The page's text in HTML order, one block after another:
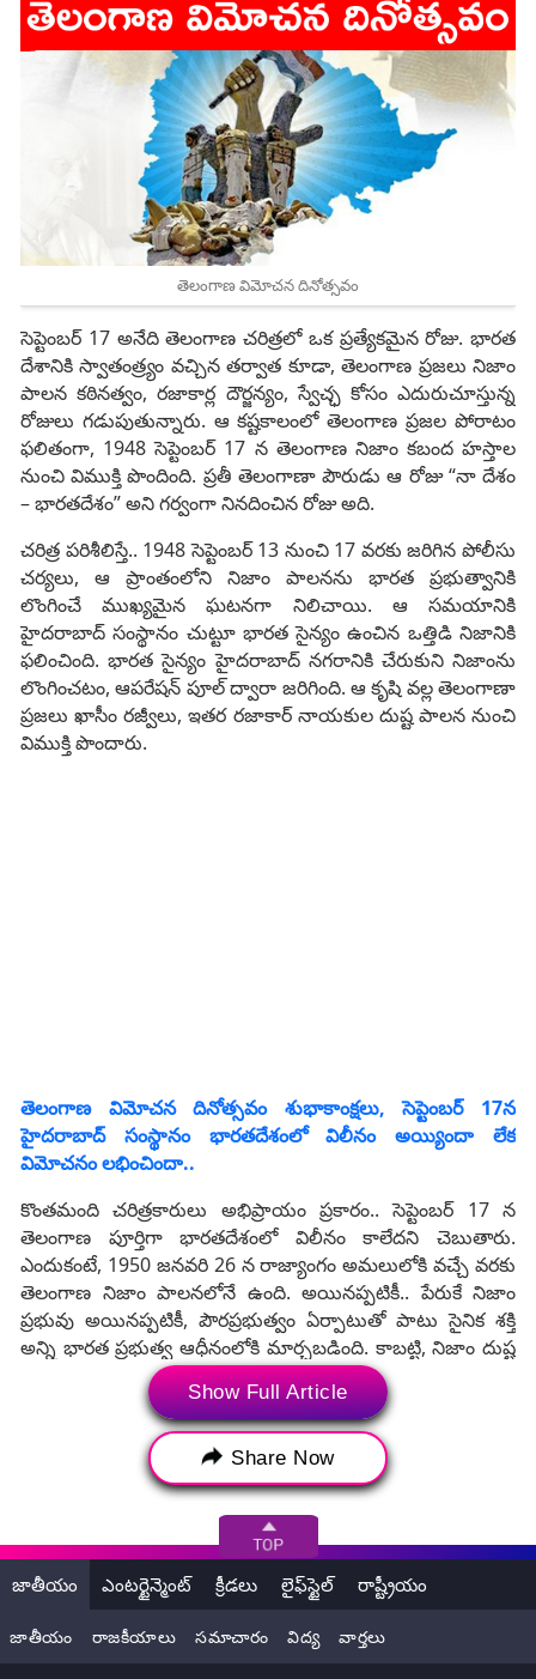
తెలంగాణ విమోచన దినోత్సవం
సెప్టెంబర్ 17 అనేది తెలంగాణ చరిత్రలో ఒక ప్రత్యేకమైన రోజు. భారత
దేశానికి స్వాతంత్ర్యం వచ్చిన తర్వాత కూడా, తెలంగాణ ప్రజలు నిజాం
పాలన కఠినత్వం, రజాకార్ల దౌర్జన్యం, స్వేచ్ఛ కోసం ఎదురుచూస్తున్న
రోజులు గడుపుతున్నారు. ఆ కష్టకాలంలో తెలంగాణ ప్రజల పోరాటం
ఫలితంగా, 1948 సెప్టెంబర్ 17 న తెలంగాణ నిజాం కబంద హస్తాల
నుంచి విముక్తి పొందింది. ప్రతీ తెలంగాణా పౌరుడు ఆ రోజు “నా దేశం
– భారతదేశం” అని గర్వంగా నినదించిన రోజు అది.
చరిత్ర పరిశీలిస్తే.. 1948 సెప్టెంబర్ 13 నుంచి 17 వరకు జరిగిన పోలీసు
చర్యలు, ఆ ప్రాంతంలోని నిజాం పాలనను భారత ప్రభుత్వానికి
లొంగించే ముఖ్యమైన ఘటనగా నిలిచాయి. ఆ సమయానికి
హైదరాబాద్ సంస్థానం చుట్టూ భారత సైన్యం ఉంచిన ఒత్తిడి నిజానికి
ఫలించింది. భారత సైన్యం హైదరాబాద్ నగరానికి చేరుకుని నిజాంను
లొంగించటం, ఆపరేషన్ పూల్ ద్వారా జరిగింది. ఆ కృషి వల్ల తెలంగాణా
ప్రజలు ఖాసీం రజ్వీలు, ఇతర రజాకార్ నాయకుల దుష్ట పాలన నుంచి
విముక్తి పొందారు.
తెలంగాణ విమోచన దినోత్సవం శుభాకాంక్షలు, సెప్టెంబర్ 17న
హైదరాబాద్‌ సంస్థానం భారతదేశంలో విలీనం అయ్యిందా లేక
విమోచనం లభించిందా..
కొంతమంది చరిత్రకారులు అభిప్రాయం ప్రకారం.. సెప్టెంబర్ 17 న
తెలంగాణ పూర్తిగా భారతదేశంలో విలీనం కాలేదని చెబుతారు.
ఎందుకంటే, 1950 జనవరి 26 న రాజ్యాంగం అమలులోకి వచ్చే వరకు
తెలంగాణ నిజాం పాలనలోనే ఉంది. అయినప్పటికీ.. పేరుకే నిజాం
ప్రభువు అయినప్పటికీ, పౌరప్రభుత్వం ఏర్పాటుతో పాటు సైనిక శక్తి
అన్ని భారత ప్రభుత్వ ఆధీనంలోకి మార్చబడింది. కాబట్టి, నిజాం దుష్ట
పాలన నుంచి తెలంగాణ ప్రజలు విముక్తి పొందడం వాస్తవమని మరి
కొందరు వాదిస్తారు.
Show Full Article
Share Now
జాతీయం ఎంటర్టైన్మెంట్ క్రీడలు లైఫ్‌స్టైల్ రాష్ట్రీయం
జాతీయం రాజకీయాలు సమాచారం విద్య వార్తలు